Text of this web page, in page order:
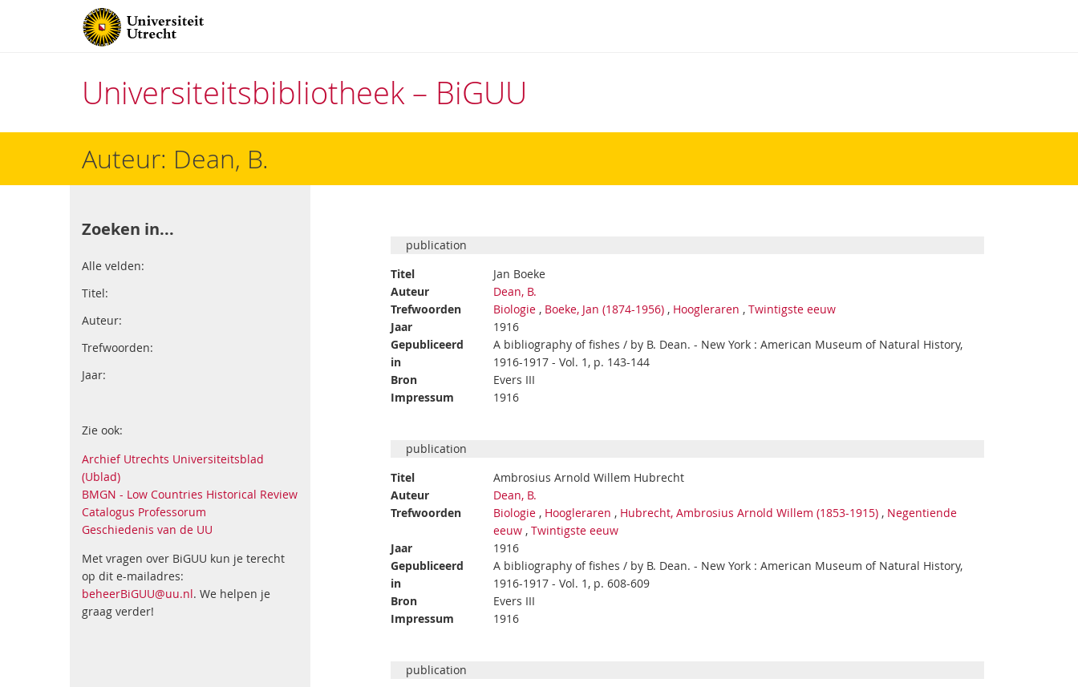
Universiteitsbibliotheek – BiGUU
Auteur: Dean, B.
Zoeken in...
Alle velden:
Titel:
Auteur:
Trefwoorden:
Jaar:
Zie ook:
Archief Utrechts Universiteitsblad
(Ublad)
BMGN - Low Countries Historical Review
Catalogus Professorum
Geschiedenis van de UU
Met vragen over BiGUU kun je terecht
op dit e-mailadres:
beheerBiGUU@uu.nl. We helpen je
graag verder!
publication
Titel
Jan Boeke
Auteur
Dean, B.
Trefwoorden
Biologie , Boeke, Jan (1874-1956) , Hoogleraren ,Twintigste eeuw
Jaar
1916
Gepubliceerd
in
A bibliography of fishes / by B. Dean. - New York : American Museum of Natural History,
1916-1917 - Vol. 1, p. 143-144
Bron
Evers III
Impressum
1916
publication
Titel
Ambrosius Arnold Willem Hubrecht
Auteur
Dean, B.
Trefwoorden
Biologie , Hoogleraren , Hubrecht, Ambrosius Arnold Willem (1853-1915) , Negentiende
eeuw ,Twintigste eeuw
Jaar
1916
Gepubliceerd
in
A bibliography of fishes / by B. Dean. - New York : American Museum of Natural History,
1916-1917 - Vol. 1, p. 608-609
Bron
Evers III
Impressum
1916
publication